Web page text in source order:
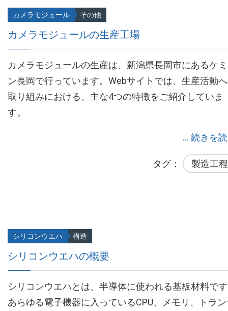
カメラモジュールの生産工場
カメラモジュール その他
カメラモジュールの生産は、新潟県長岡市にあるケ
ン長岡で行っています。Webサイトでは、生産活動
取り組みにおける、主な4つの特徴をご紹介していま
す。
... 続きを
タグ 製造工程
シリコンウエハの概要
シリコンウエハ 構造
シリコンウエハとは、半導体に使われる基板材料で
あらゆる電子機器に入っているCPU、メモリ、トラ